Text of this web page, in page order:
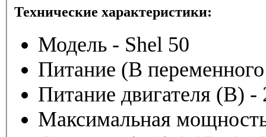
Технические характеристики:
Модель - Shel 50
Питание (В
Питание двигателя (В) -
Максимальная